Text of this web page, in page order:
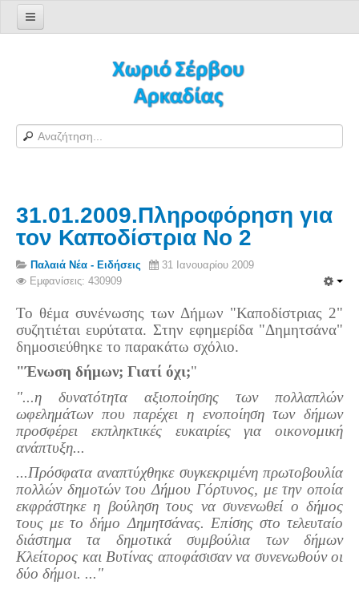
Φόρμα εγγραφής χρήστη
H Ιστοσελίδα μας
Αράπηδες
Αξιοθέατα
Χάρτης ευρύτερης περιοχής
Σέρβου - Δορυφορική Google
Σέρβου και Δήμος Γορτυνίας
Σερβαίοι
Σερβαίοι Συγγραφείς/Λογoτέχνες
Σερβαίοι Καλλιτέχνες
Γραφή Πατριωτών/Συνεργατών
Σερβαίοι Αγωνιστές/Πεσόντες
Σερβαίοι για το Σέρβου
Σύνδεσμος Σερβαίων
Εφημερίδα Αρτοζήνος
Ηλεκτρονική έκδοση Αρτοζήνου
Θέματα και δράσεις Συνδέσμου
31.01.2009.Πληροφόρηση για
τον Καποδίστρια Νο 2
Παλαιά Νέα - Ειδήσεις
31 Ιανουαρίου 2009
Εμφανίσεις: 430909
Το θέμα συνένωσης των Δήμων "Καποδίστριας 2"
συζητιέται ευρύτατα. Στην εφημερίδα "Δημητσάνα"
δημοσιεύθηκε το παρακάτω σχόλιο.
"Ένωση δήμων; Γιατί όχι;"
"...η δυνατότητα αξιοποίησης των πολλαπλών
ωφελημάτων που παρέχει η ενοποίηση των δήμων
προσφέρει εκπληκτικές ευκαιρίες για οικονομική
ανάπτυξη...
...Πρόσφατα αναπτύχθηκε συγκεκριμένη πρωτοβουλία
πολλών δημοτών του Δήμου Γόρτυνος, με την οποία
εκφράστηκε η βούληση τους να συνενωθεί ο δήμος
τους με το δήμο Δημητσάνας. Επίσης στο τελευταίο
διάστημα τα δημοτικά συμβούλια των δήμων
Κλείτορος και Βυτίνας αποφάσισαν να συνενωθούν οι
δύο δήμοι. ..."